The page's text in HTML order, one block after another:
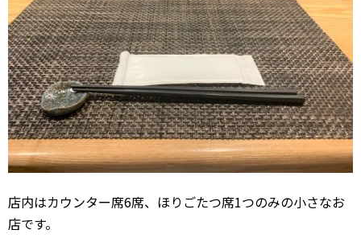
店内はカウンター席6席、ほりごたつ席1つのみの小さなお
店です。